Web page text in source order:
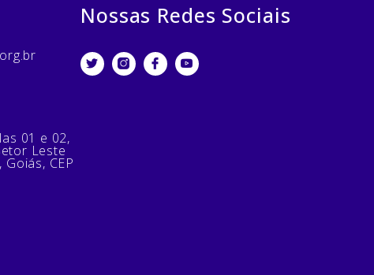
01 e 02,
Leste
CEP
Nossas Redes Sociais